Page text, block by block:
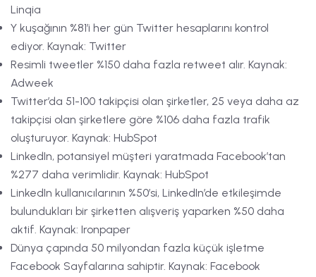
Linqia
Y kuşağının %81’i her gün Twitter hesaplarını kontrol
ediyor. Kaynak: Twitter
Resimli tweetler %150 daha fazla retweet alır. Kaynak:
Adweek
Twitter’da 51-100 takipçisi olan şirketler, 25 veya daha az
takipçisi olan şirketlere göre %106 daha fazla trafik
oluşturuyor. Kaynak: HubSpot
LinkedIn, potansiyel müşteri yaratmada Facebook’tan
%277 daha verimlidir. Kaynak: HubSpot
LinkedIn kullanıcılarının %50’si, LinkedIn’de etkileşimde
bulundukları bir şirketten alışveriş yaparken %50 daha
aktif. Kaynak: Ironpaper
Dünya çapında 50 milyondan fazla küçük işletme
Facebook Sayfalarına sahiptir. Kaynak: Facebook